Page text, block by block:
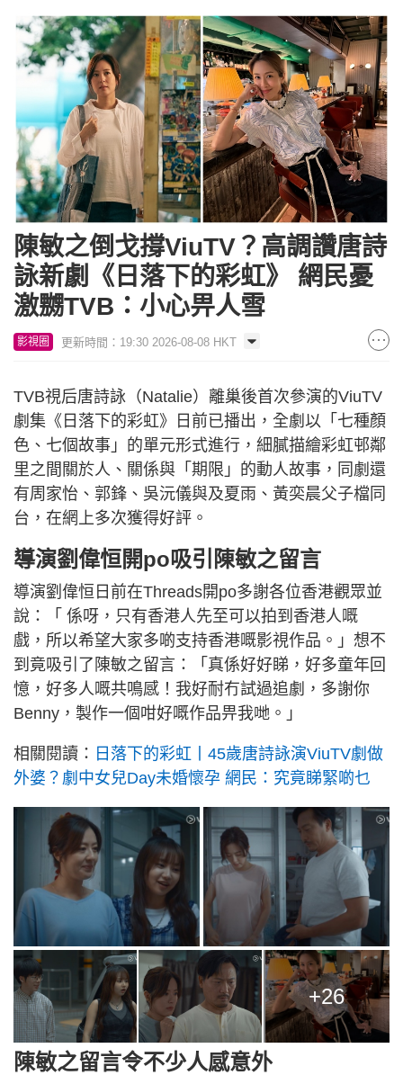
陳敏之倒戈撐ViuTV？高調讚唐詩
詠新劇《日落下的彩虹》 網民憂
激嬲TVB：小心畀人雪
影視圈 更新時間：19:30 2026-08-08 HKT
TVB視后唐詩詠（Natalie）離巢後首次參演的ViuTV
劇集《日落下的彩虹》日前已播出，全劇以「七種顏
色、七個故事」的單元形式進行，細膩描繪彩虹邨鄰
里之間關於人、關係與「期限」的動人故事，同劇還
有周家怡、郭鋒、吳沅儀與及夏雨、黃奕晨父子檔同
台，在網上多次獲得好評。
導演劉偉恒開po吸引陳敏之留言
導演劉偉恒日前在Threads開po多謝各位香港觀眾並
說：「 係呀，只有香港人先至可以拍到香港人嘅
戲，所以希望大家多啲支持香港嘅影視作品。」想不
到竟吸引了陳敏之留言：「真係好好睇，好多童年回
憶，好多人嘅共鳴感！我好耐冇試過追劇，多謝你
Benny，製作一個咁好嘅作品畀我哋。」
相關閱讀： 日落下的彩虹丨45歲唐詩詠演ViuTV劇做
外婆？劇中女兒Day未婚懷孕 網民：究竟睇緊啲乜
+26
陳敏之留言令不少人感意外